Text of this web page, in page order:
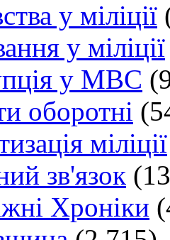
у міліції
у міліції
у МВС
оборотні
міліції
зв'язок
Хроніки